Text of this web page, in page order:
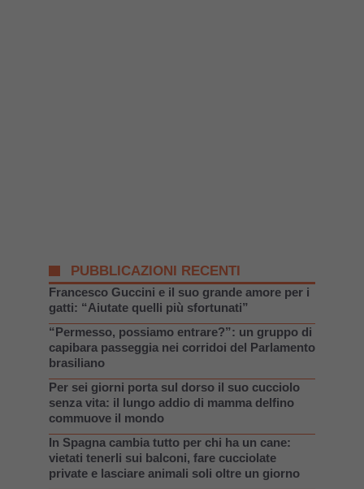
PUBBLICAZIONI RECENTI
Francesco Guccini e il suo grande amore per i
gatti: “Aiutate quelli più sfortunati”
“Permesso, possiamo entrare?”: un gruppo di
capibara passeggia nei corridoi del Parlamento
brasiliano
Per sei giorni porta sul dorso il suo cucciolo
senza vita: il lungo addio di mamma delfino
commuove il mondo
In Spagna cambia tutto per chi ha un cane:
vietati tenerli sui balconi, fare cucciolate
private e lasciare animali soli oltre un giorno